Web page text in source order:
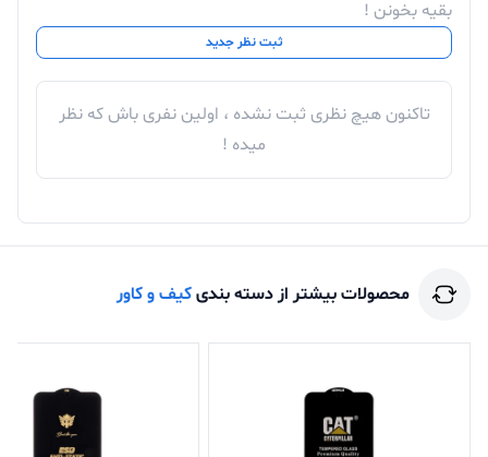
بقیه بخونن !
ثبت نظر جدید
تاکنون هیچ نظری ثبت نشده ، اولین نفری باش که نظر
میده !
محصولات بیشتر از دسته بندیکیف و کاور